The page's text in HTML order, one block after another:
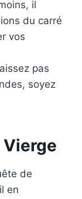
il
du carré
vos
pas
soyez
Vierge
de
en